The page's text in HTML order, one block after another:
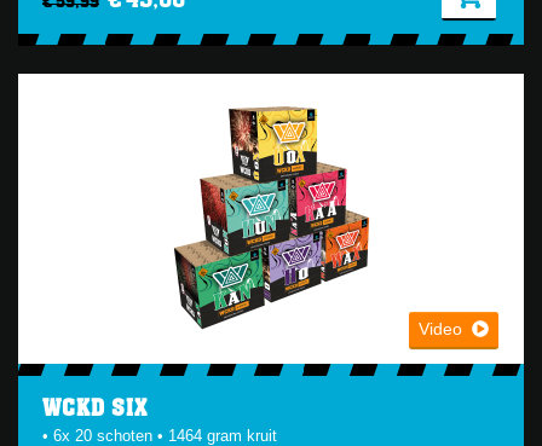
Video
WCKD SIX
• 6x 20 schoten • 1464 gram kruit